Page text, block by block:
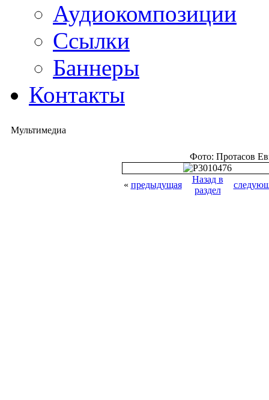
Аудиокомпозиции
Ссылки
Баннеры
Контакты
Мультимедиа
Фото: Протасов
« предыдущая
Назад в
раздел